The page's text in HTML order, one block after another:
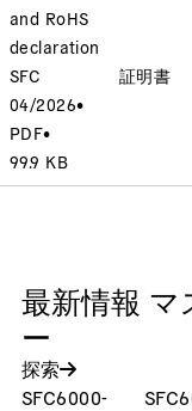
and RoHS
declaration
SFC
04/2026•
PDF•
99.9 KB
証明書
最新情報 マ
ー
探索
SFC6000-